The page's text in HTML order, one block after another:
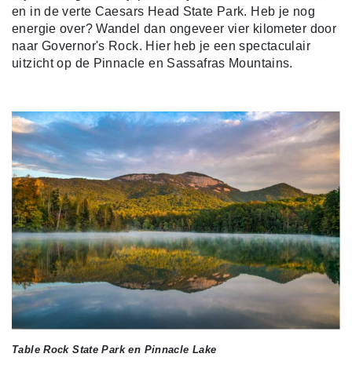
en in de verte Caesars Head State Park. Heb je nog
energie over? Wandel dan ongeveer vier kilometer door
naar Governor's Rock. Hier heb je een spectaculair
uitzicht op de Pinnacle en Sassafras Mountains.
Table Rock State Park en Pinnacle Lake